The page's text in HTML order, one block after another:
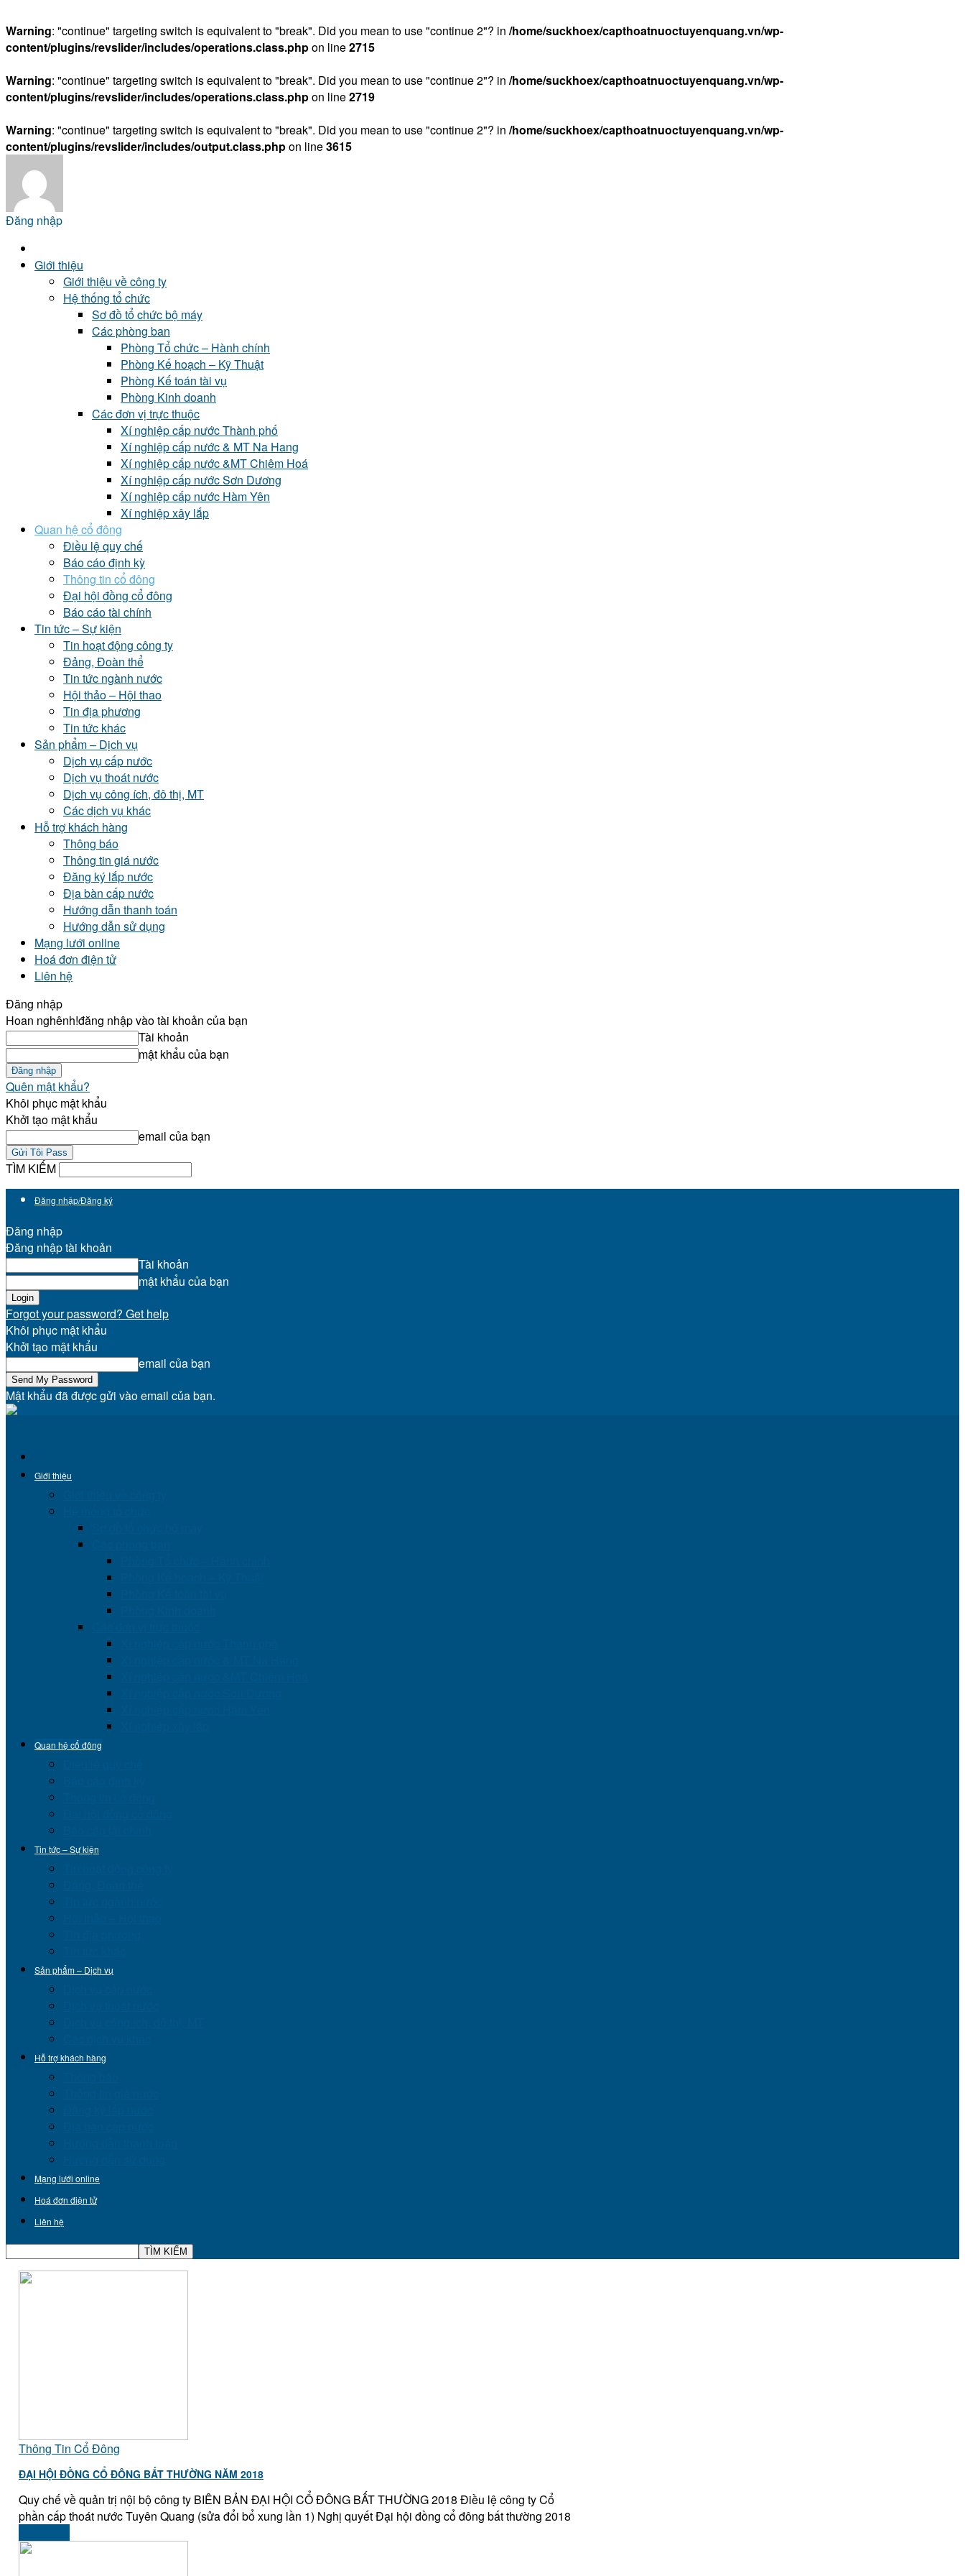
Warning: "continue" targeting switch is equivalent to "break". Did you mean to use "continue 2"? in /home/suckhoex/capthoatnuoctuyenquang.vn/wp-
content/plugins/revslider/includes/operations.class.phpon line2715
Warning: "continue" targeting switch is equivalent to "break". Did you mean to use "continue 2"? in /home/suckhoex/capthoatnuoctuyenquang.vn/wp-
content/plugins/revslider/includes/operations.class.phpon line2719
Warning: "continue" targeting switch is equivalent to "break". Did you mean to use "continue 2"? in /home/suckhoex/capthoatnuoctuyenquang.vn/wp-
content/plugins/revslider/includes/output.class.phpon line3615
Đăng nhập
Giới thiệu
Giới thiệu về công ty
Hệ thống tổ chức
Sơ đồ tổ chức bộ máy
Các phòng ban
Phòng Tổ chức – Hành chính
Phòng Kế hoạch – Kỹ Thuật
Phòng Kế toán tài vụ
Phòng Kinh doanh
Các đơn vị trực thuộc
Xí nghiệp cấp nước Thành phố
Xí nghiệp cấp nước & MT Na Hang
Xí nghiệp cấp nước &MT Chiêm Hoá
Xí nghiệp cấp nước Sơn Dương
Xí nghiệp cấp nước Hàm Yên
Xí nghiệp xây lắp
Quan hệ cổ đông
Điều lệ quy chế
Báo cáo định kỳ
Thông tin cổ đông
Đại hội đồng cổ đông
Báo cáo tài chính
Tin tức – Sự kiện
Tin hoạt động công ty
Đảng, Đoàn thể
Tin tức ngành nước
Hội thảo – Hội thao
Tin địa phương
Tin tức khác
Sản phẩm – Dịch vụ
Dịch vụ cấp nước
Dịch vụ thoát nước
Dịch vụ công ích, đô thị, MT
Các dịch vụ khác
Hỗ trợ khách hàng
Thông báo
Thông tin giá nước
Đăng ký lắp nước
Địa bàn cấp nước
Hướng dẫn thanh toán
Hướng dẫn sử dụng
Mạng lưới online
Hoá đơn điện tử
Liên hệ
Đăng nhập
Hoan nghênh!đăng nhập vào tài khoản của bạn
Tài khoản
mật khẩu của bạn
Quên mật khẩu?
Khôi phục mật khẩu
Khởi tạo mật khẩu
email của bạn
TÌM KIẾM
Đăng nhập/Đăng ký
Đăng nhập
Đăng nhập tài khoản
Tài khoản
mật khẩu của bạn
Forgot your password? Get help
Khôi phục mật khẩu
Khởi tạo mật khẩu
email của bạn
Mật khẩu đã được gửi vào email của bạn.
Giới thiệu
Quan hệ cổ đông
Tin tức – Sự kiện
Sản phẩm – Dịch vụ
Hỗ trợ khách hàng
Mạng lưới online
Hoá đơn điện tử
Liên hệ
Thông Tin Cổ Đông
ĐẠI HỘI ĐỒNG CỔ ĐÔNG BẤT THƯỜNG NĂM 2018
Quy chế về quản trị nội bộ công ty BIÊN BẢN ĐẠI HỘI CỔ ĐÔNG BẤT THƯỜNG 2018 Điều lệ công ty Cổ
phần cấp thoát nước Tuyên Quang (sửa đổi bổ xung lần 1) Nghị quyết Đại hội đồng cổ đông bất thường 2018